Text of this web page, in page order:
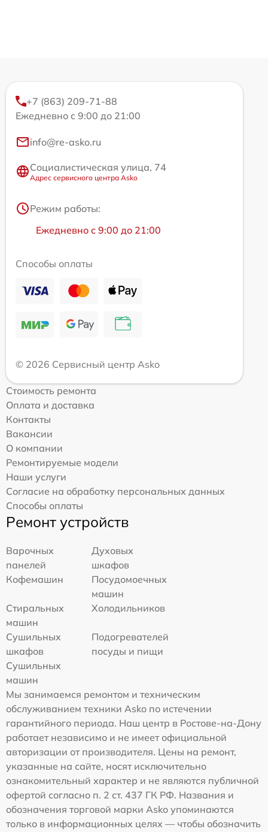
+7 (863) 209-71-88
Ежедневно с 9:00 до 21:00
info@re-asko.ru
Социалистическая улица, 74
Адрес сервисного центра Asko
Режим работы:
Ежедневно с 9:00 до 21:00
Способы оплаты
© 2026 Сервисный центр Asko
Стоимость ремонта
Оплата и доставка
Контакты
Вакансии
О компании
Ремонтируемые модели
Наши услуги
Согласие на обработку персональных данных
Способы оплаты
Ремонт устройств
Варочных
панелей
Духовых
шкафов
Кофемашин
Посудомоечных
машин
Стиральных
машин
Холодильников
Сушильных
шкафов
Подогревателей
посуды и пищи
Сушильных
машин
Мы занимаемся ремонтом и техническим
обслуживанием техники Asko по истечении
гарантийного периода. Наш центр в Ростове-на-Дону
работает независимо и не имеет официальной
авторизации от производителя. Цены на ремонт,
указанные на сайте, носят исключительно
ознакомительный характер и не являются публичной
офертой согласно п. 2 ст. 437 ГК РФ. Названия и
обозначения торговой марки Asko упоминаются
только в информационных целях — чтобы обозначить